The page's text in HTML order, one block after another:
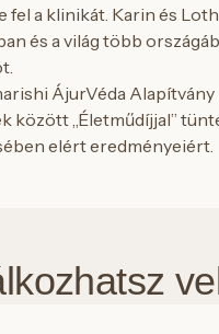
fel a klinikát. Karin és
és a világ több
ÁjurVéda Alapítvány
között „Életműdíjjal”
elért eredményeiért.